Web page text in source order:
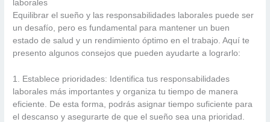
laborales
Equilibrar el sueño y las responsabilidades laborales puede ser
un desafío, pero es fundamental para mantener un buen
estado de salud y un rendimiento óptimo en el trabajo. Aquí te
presento algunos consejos que pueden ayudarte a lograrlo:
1. Establece prioridades: Identifica tus responsabilidades
laborales más importantes y organiza tu tiempo de manera
eficiente. De esta forma, podrás asignar tiempo suficiente para
el descanso y asegurarte de que el sueño sea una prioridad.